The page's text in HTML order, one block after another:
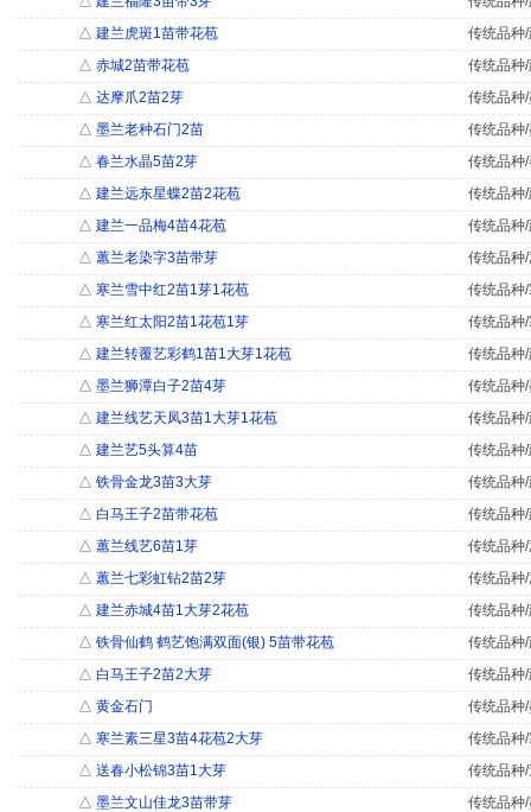
△ 建兰虎斑1苗带花苞
传统品种
△ 赤城2苗带花苞
传统品种
△ 达摩爪2苗2芽
传统品种
△ 墨兰老种石门2苗
传统品种
△ 春兰水晶5苗2芽
传统品种
△ 建兰远东星蝶2苗2花苞
传统品种
△ 建兰一品梅4苗4花苞
传统品种
△ 蕙兰老染字3苗带芽
传统品种
△ 寒兰雪中红2苗1芽1花苞
传统品种
△ 寒兰红太阳2苗1花苞1芽
传统品种
△ 建兰转覆艺彩鹤1苗1大芽1花苞
传统品种
△ 墨兰狮潭白子2苗4芽
传统品种
△ 建兰线艺天凤3苗1大芽1花苞
传统品种
△ 建兰艺5头算4苗
传统品种
△ 铁骨金龙3苗3大芽
传统品种
△ 白马王子2苗带花苞
传统品种
△ 蕙兰线艺6苗1芽
传统品种
△ 蕙兰七彩虹钻2苗2芽
传统品种
△ 建兰赤城4苗1大芽2花苞
传统品种
△ 铁骨仙鹤 鹤艺饱满双面(银) 5苗带花苞
传统品种
△ 白马王子2苗2大芽
传统品种
△ 黄金石门
传统品种
△ 寒兰素三星3苗4花苞2大芽
传统品种
△ 送春小松锦3苗1大芽
传统品种
△ 墨兰文山佳龙3苗带芽
传统品种